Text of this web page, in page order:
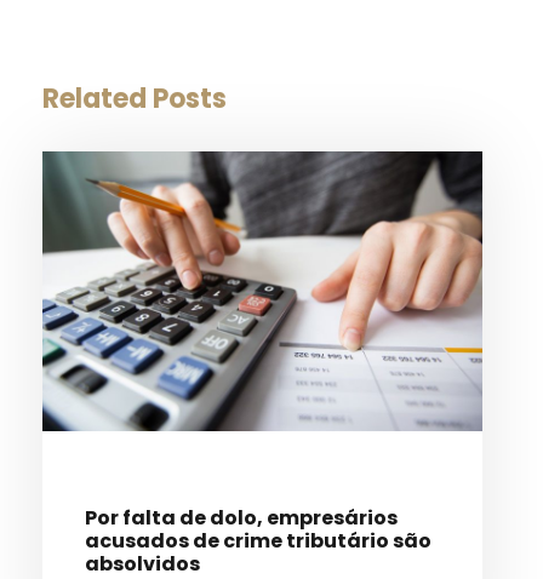
Related Posts
Por falta de dolo, empresários
acusados de crime tributário são
absolvidos